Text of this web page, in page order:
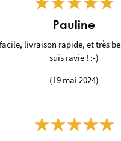
Pauline
livraison rapide, et très
suis ravie ! :-)
(19 mai 2024)